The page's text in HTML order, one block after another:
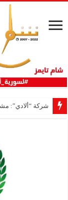
شركة “ألادي”: